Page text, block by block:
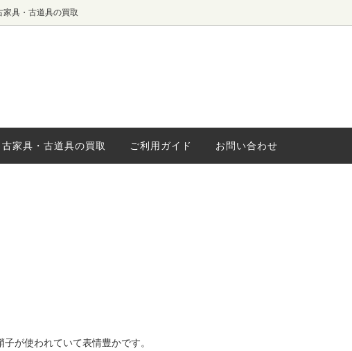
具・古道具の買取
古家具・古道具の買取 ご利用ガイド お問い合わせ
が使われていて表情豊かです。